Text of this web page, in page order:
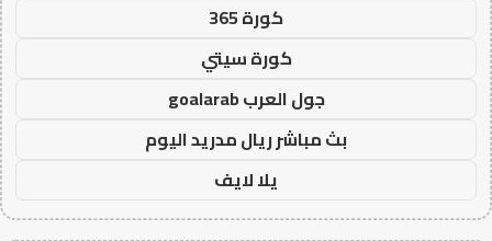
كورة 365
كورة سيتي
جول العرب goalarab
بث مباشر ريال مدريد اليوم
يلا لايف